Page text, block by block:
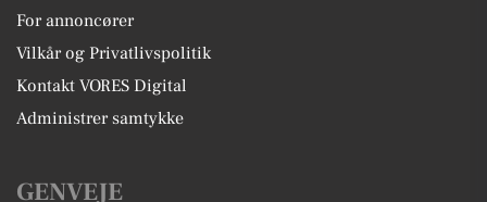
For annoncører
Vilkår og Privatlivspolitik
Kontakt VORES Digital
Administrer samtykke
GENVEJE